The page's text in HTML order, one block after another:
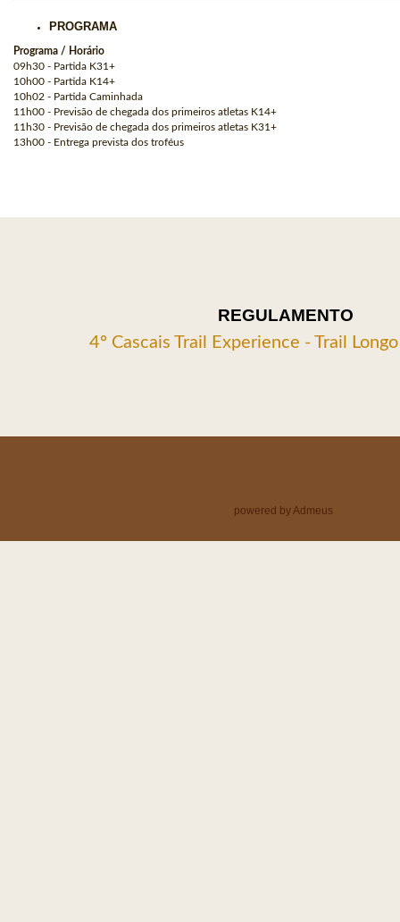
PROGRAMA
Programa / Horário
09h30 - Partida K31+
10h00 - Partida K14+
10h02 - Partida Caminhada
11h00 - Previsão de chegada dos primeiros atletas K14+
11h30 - Previsão de chegada dos primeiros atletas K31+
13h00 - Entrega prevista dos troféus
REGULAMENTO
4º Cascais Trail Experience - Trail
powered by Admeus